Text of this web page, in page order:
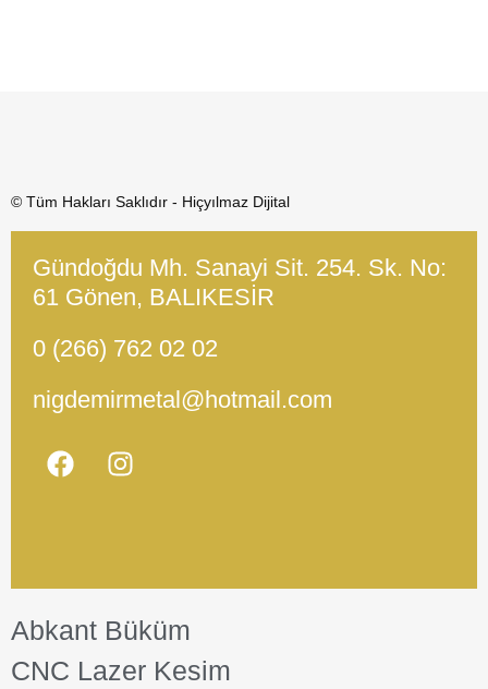
© Tüm Hakları Saklıdır - Hiçyılmaz Dijital
Gündoğdu Mh. Sanayi Sit. 254. Sk. No:
61 Gönen, BALIKESİR
0 (266) 762 02 02
nigdemirmetal@hotmail.com
Abkant Büküm
CNC Lazer Kesim